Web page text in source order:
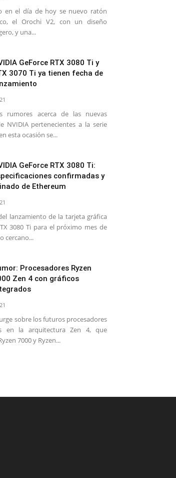
en el día de hoy se nuevo ratón
el Orochi V2, con un diseño
y una...
GeForce RTX 3080 Ti y
3070 Ti ya tienen fecha de
rumores acerca de las nuevas
NVIDIA pertenecientes a la serie
esta ocasión se...
GeForce RTX 3080 Ti:
confirmadas y
de Ethereum
lanzamiento de la tarjeta gráfica
3080 Ti para el próximo mes de
cercano...
Procesadores Ryzen
Zen 4 con gráficos
sobre los futuros procesadores
en la arquitectura Zen 4, que
7000 y Ryzen...